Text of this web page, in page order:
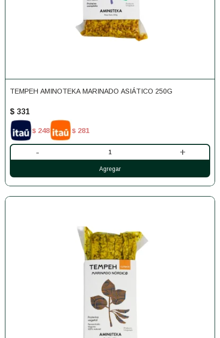
TEMPEH AMINOTEKA MARINADO ASIÁTICO 250G
$ 331
$ 248 $ 281
- +